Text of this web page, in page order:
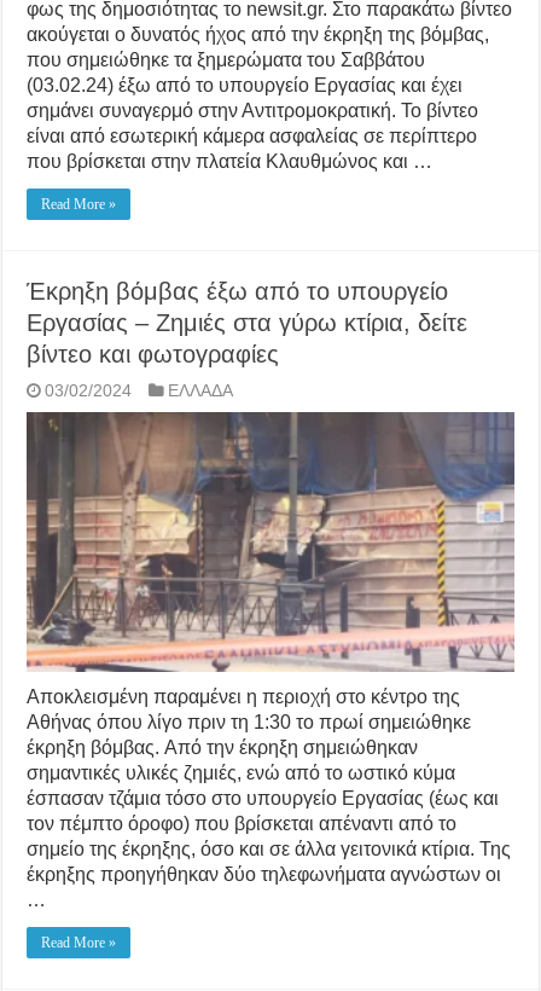
φως της δημοσιότητας το newsit.gr. Στο παρακάτω βίντεο
ακούγεται ο δυνατός ήχος από την έκρηξη της βόμβας,
που σημειώθηκε τα ξημερώματα του Σαββάτου
(03.02.24) έξω από το υπουργείο Εργασίας και έχει
σημάνει συναγερμό στην Αντιτρομοκρατική. Το βίντεο
είναι από εσωτερική κάμερα ασφαλείας σε περίπτερο
που βρίσκεται στην πλατεία Κλαυθμώνος και …
Read More »
Έκρηξη βόμβας έξω από το υπουργείο
Εργασίας – Ζημιές στα γύρω κτίρια, δείτε
βίντεο και φωτογραφίες
03/02/2024 ΕΛΛΑΔΑ
Αποκλεισμένη παραμένει η περιοχή στο κέντρο της
Αθήνας όπου λίγο πριν τη 1:30 το πρωί σημειώθηκε
έκρηξη βόμβας. Από την έκρηξη σημειώθηκαν
σημαντικές υλικές ζημιές, ενώ από το ωστικό κύμα
έσπασαν τζάμια τόσο στο υπουργείο Εργασίας (έως και
τον πέμπτο όροφο) που βρίσκεται απέναντι από το
σημείο της έκρηξης, όσο και σε άλλα γειτονικά κτίρια. Της
έκρηξης προηγήθηκαν δύο τηλεφωνήματα αγνώστων οι
…
Read More »